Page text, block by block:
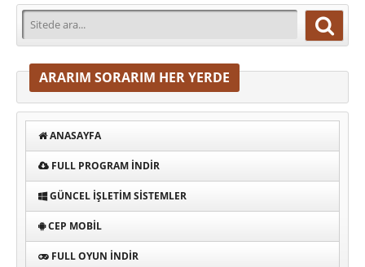
ARARIM SORARIM HER YERDE
ANASAYFA
FULL PROGRAM INDIR
GÜNCEL İŞLETIM SISTEMLER
CEP MOBIL
FULL OYUN İNDIR